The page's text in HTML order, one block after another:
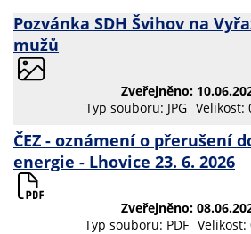
Pozvánka SDH Švihov na
mužů
Zveřejněno:
Typ souboru: JPG Velikost:
ČEZ - oznámení o přerušení
energie - Lhovice 23. 6. 2026
Zveřejněno:
Typ souboru: PDF Velikost: